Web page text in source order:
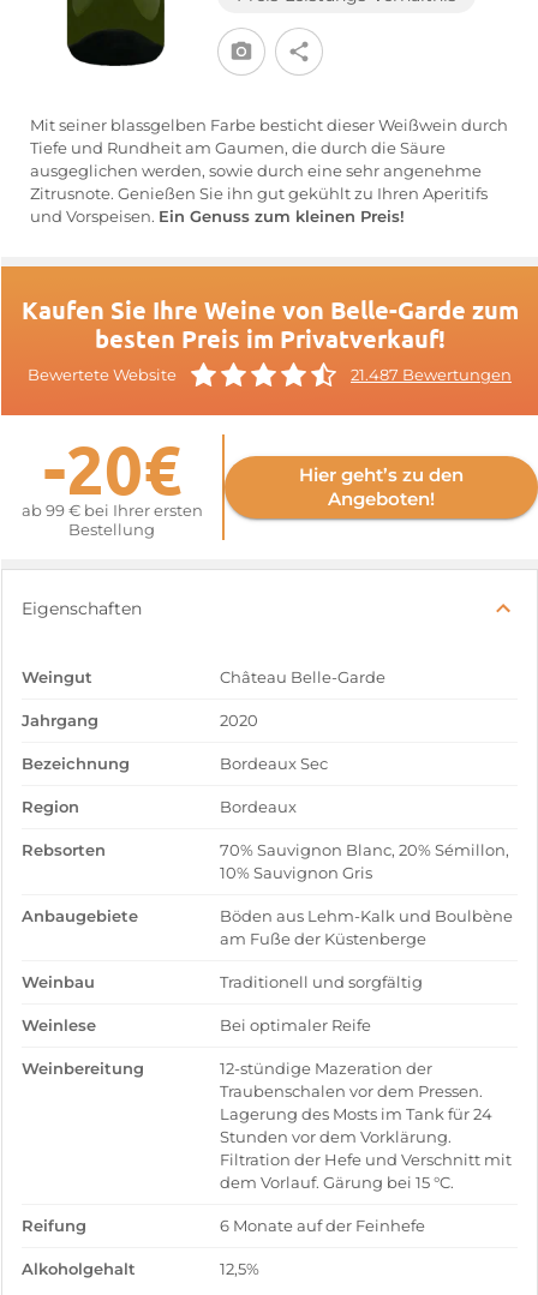
Mit seiner blassgelben Farbe besticht dieser Weißwein durch
Tiefe und Rundheit am Gaumen, die durch die Säure
ausgeglichen werden, sowie durch eine sehr angenehme
Zitrusnote. Genießen Sie ihn gut gekühlt zu Ihren Aperitifs
und Vorspeisen. Ein Genuss zum kleinen Preis!
Kaufen Sie Ihre Weine von Belle-Garde zum
besten Preis im Privatverkauf!
Bewertete Website 21.487 Bewertungen
-20€
ab 99 € bei Ihrer ersten
Bestellung
Hier geht’s zu den
Angeboten!
Eigenschaften
Weingut Château Belle-Garde
Jahrgang 2020
Bezeichnung Bordeaux Sec
Region Bordeaux
Rebsorten
70% Sauvignon Blanc, 20% Sémillon,
10% Sauvignon Gris
Anbaugebiete
Böden aus Lehm-Kalk und Boulbène
am Fuße der Küstenberge
Weinbau Traditionell und sorgfältig
Weinlese Bei optimaler Reife
Weinbereitung
12-stündige Mazeration der
Traubenschalen vor dem Pressen.
Lagerung des Mosts im Tank für 24
Stunden vor dem Vorklärung.
Filtration der Hefe und Verschnitt mit
dem Vorlauf. Gärung bei 15 °C.
Reifung 6 Monate auf der Feinhefe
Alkoholgehalt 12,5%